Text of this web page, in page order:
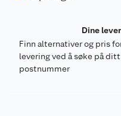
Dine
Finn alternativer og pris
levering ved å søke på ditt
postnummer